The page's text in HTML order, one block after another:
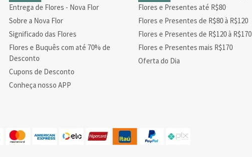
Entrega de Flores - Nova Flor
Sobre a Nova Flor
Significado das Flores
Flores e Buquês com até 70% de
Desconto
Cupons de Desconto
Conheça nosso APP
Flores e Presentes até R$80
Flores e Presentes de R$80 à R$120
Flores e Presentes de R$120 à R$170
Flores e Presentes mais R$170
Oferta do Dia